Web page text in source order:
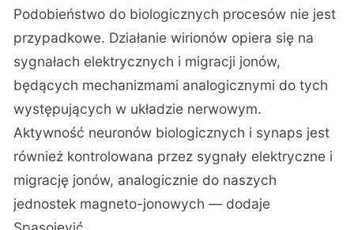
Podobieństwo do biologicznych procesów nie jest
przypadkowe. Działanie wirionów opiera się na
sygnałach elektrycznych i migracji jonów,
będących mechanizmami analogicznymi do tych
występujących w układzie nerwowym.
Aktywność neuronów biologicznych i synaps jest
również kontrolowana przez sygnały elektryczne i
migrację jonów, analogicznie do naszych
jednostek magneto-jonowych — dodaje